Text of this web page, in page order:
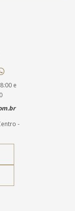
e
-